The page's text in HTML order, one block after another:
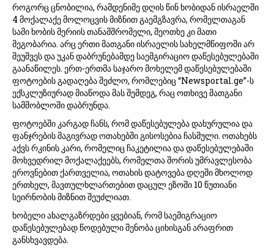
როგორც ცნობილია, რამდენიმე დღის წინ ხობიდან ისრაელში
4 მოქალაქე მოლოცვის მიზნით გაემგზავრა, რომელთაგან
სამი ხობის მერიის თანამშრომელი, მეოთხე კი მათი
მეგობარია. არც ერთი მათგანი ისრაელის სახელმწიფოში არ
შეუშვეს და უკან დაბრუნებამდე საემგირაციო დაწესებულებაში
გაანაწილეს. ერთ-ერთმა საჯარო მოხელემ დაწესებულებაში
ფოტოების გადაღება შეძლო, რომლებიც “Newsportal.ge”-ს
ექსკლუზიურად მიაწოდა მას შემდეგ, რაც ოთხივე მათგანი
სამშობლოში დაბრუნდა.
ფოტოებში კარგად ჩანს, რომ დაწესებულება დახურულია და
ფანჯრების მაგივრად ოთახებში გისოსებია ჩასმული. ოთახებს
აქვს რკინის კარი, რომელიც ჩაკეტილია და დაწესებულებაში
მოხვედრილ მოქალაქეებს, რომელთა შორის უმრავლესობა
ეროვნებით ქართველია, ოთახის დატოვება დღეში მხოლოდ
ერთხელ, მავთულხლართებით დაცულ ეზოში 10 წუთიანი
სეირნობის მიზნით შეუძლიათ.
ხობელი ახალგაზრდები ყვებიან, რომ საემიგრაციო
დაწესებულებად წოდებული შენობა ციხისგან არაფრით
განსხვავდება.